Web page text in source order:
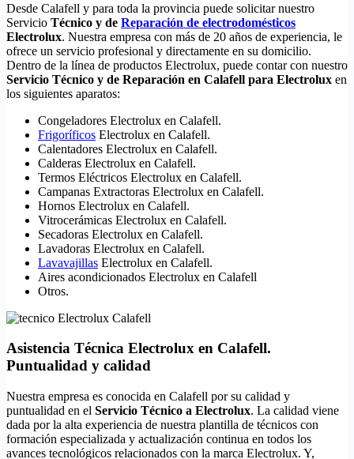
Desde Calafell y para toda la provincia puede solicitar nuestro
Servicio Técnico y de Reparación de electrodomésticos
Electrolux. Nuestra empresa con más de 20 años de experiencia, le
ofrece un servicio profesional y directamente en su domicilio.
Dentro de la línea de productos Electrolux, puede contar con nuestro
Servicio Técnico y de Reparación en Calafell para Electrolux en
los siguientes aparatos:
Congeladores Electrolux en Calafell.
Frigoríficos Electrolux en Calafell.
Calentadores Electrolux en Calafell.
Calderas Electrolux en Calafell.
Termos Eléctricos Electrolux en Calafell.
Campanas Extractoras Electrolux en Calafell.
Hornos Electrolux en Calafell.
Vitrocerámicas Electrolux en Calafell.
Secadoras Electrolux en Calafell.
Lavadoras Electrolux en Calafell.
Lavavajillas Electrolux en Calafell.
Aires acondicionados Electrolux en Calafell
Otros.
Asistencia Técnica Electrolux en Calafell.
Puntualidad y calidad
Nuestra empresa es conocida en Calafell por su calidad y
puntualidad en el Servicio Técnico a Electrolux. La calidad viene
dada por la alta experiencia de nuestra plantilla de técnicos con
formación especializada y actualización continua en todos los
avances tecnológicos relacionados con la marca Electrolux. Y,